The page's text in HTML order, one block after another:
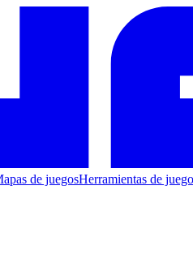
de juegosHerramientas de juego